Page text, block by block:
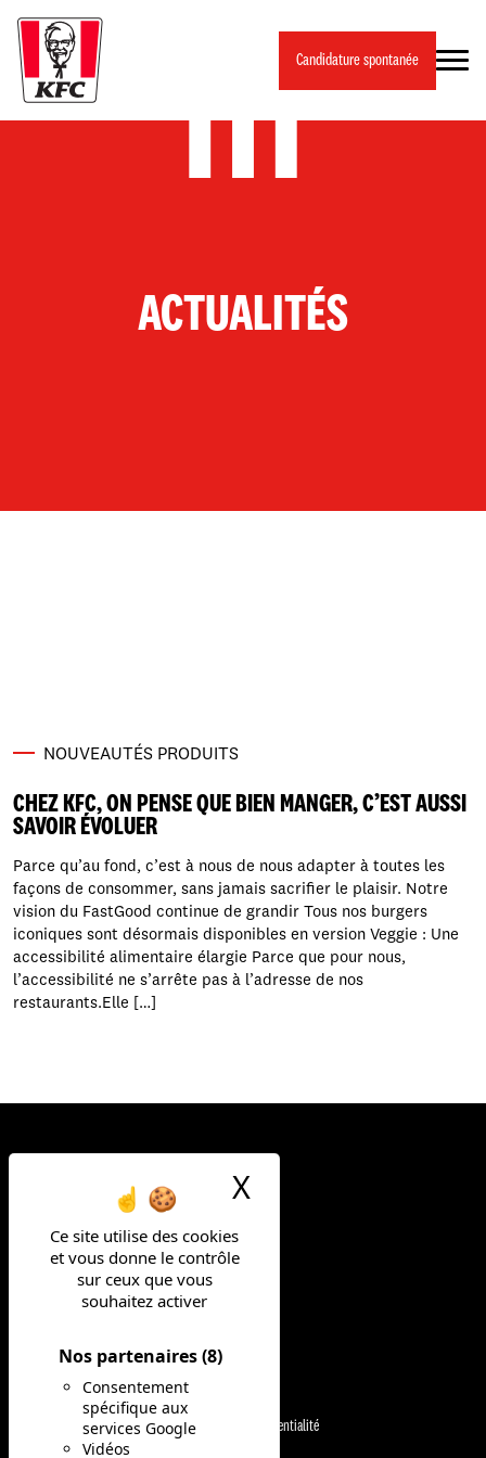
Panneau de gestion des cookies
Ce site utilise des cookies
et vous donne le contrôle
sur ceux que vous
souhaitez activer
Nos partenaires(8)
Consentement
spécifique aux
services Google
Vidéos
X
Candidature spontanée
ACTUALITÉS
Les mycoprotéines. Ces protéines issues de
NOUVEAUTÉS PRODUITS
CHEZ KFC, ON PENSE QUE BIEN MANGER, C’EST AUSSI
SAVOIR ÉVOLUER
Parce qu’au fond, c’est à nous de nous adapter à toutes les
façons de consommer, sans jamais sacrifier le plaisir. Notre
vision du FastGood continue de grandir Tous nos burgers
iconiques sont désormais disponibles en version Veggie : Une
accessibilité alimentaire élargie Parce que pour nous,
l’accessibilité ne s’arrête pas à l’adresse de nos
restaurants.Elle […]
FAIS LA DIFF
NOS MÉTIERS
NOS OFFRES
Mentions légales
Politique de confidentialité